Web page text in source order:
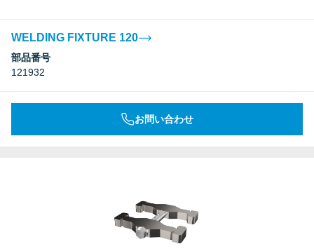
WELDING FIXTURE 120
部品番号
121932
お問い合わせ